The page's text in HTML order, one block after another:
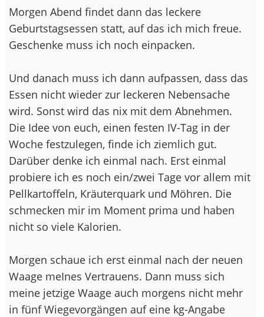
Morgen Abend findet dann das leckere
Geburtstagsessen statt, auf das ich mich freue.
Geschenke muss ich noch einpacken.
Und danach muss ich dann aufpassen, dass das
Essen nicht wieder zur leckeren Nebensache
wird. Sonst wird das nix mit dem Abnehmen.
Die Idee von euch, einen festen IV-Tag in der
Woche festzulegen, finde ich ziemlich gut.
Darüber denke ich einmal nach. Erst einmal
probiere ich es noch ein/zwei Tage vor allem mit
Pellkartoffeln, Kräuterquark und Möhren. Die
schmecken mir im Moment prima und haben
nicht so viele Kalorien.
Morgen schaue ich erst einmal nach der neuen
Waage meInes Vertrauens. Dann muss sich
meine jetzige Waage auch morgens nicht mehr
in fünf Wiegevorgängen auf eine kg-Angabe